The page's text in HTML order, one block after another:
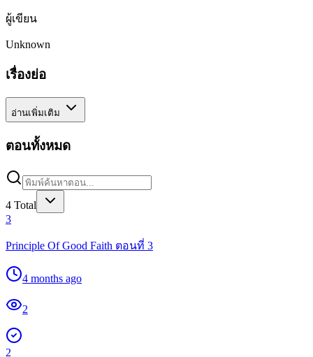
ผู้เขียน
Unknown
เรื่องย่อ
อ่านเพิ่มเติม
ตอนทั้งหมด
4 Total
3
Principle Of Good Faith ตอนที่ 3
4 months ago
2
2